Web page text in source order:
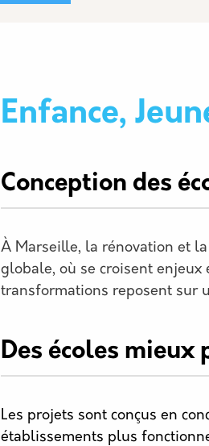
Enfance,
Description
Conception des
À Marseille, la rénovation et
globale, où se croisent enjeux
transformations reposent sur
Des écoles mieux
Les projets sont conçus en
établissements plus